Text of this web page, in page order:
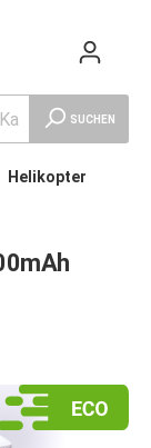
SUCHEN
Helikopter